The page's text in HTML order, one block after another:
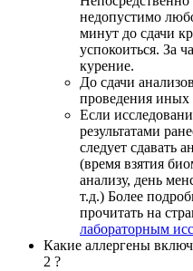
недопустимо
минут до сдачи
успокоиться. За
курение.
До сдачи
проведения иных
Если
результатами
следует сдавать
(время взятия
анализу, день
т.д.) Более
прочитать на
лабораторным
Какие аллергены
2 ?